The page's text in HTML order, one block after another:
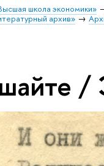
школа экономики»
архив»
/